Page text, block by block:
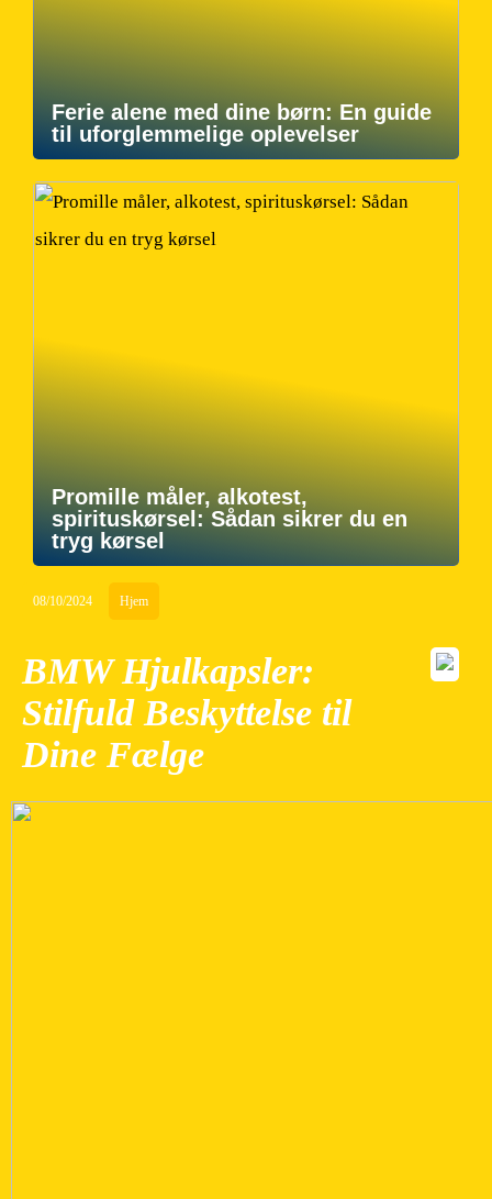
Ferie alene med dine børn: En guide
til uforglemmelige oplevelser
Promille måler, alkotest,
spirituskørsel: Sådan sikrer du en
tryg kørsel
08/10/2024 Hjem
BMW Hjulkapsler:
Stilfuld Beskyttelse til
Dine Fælge